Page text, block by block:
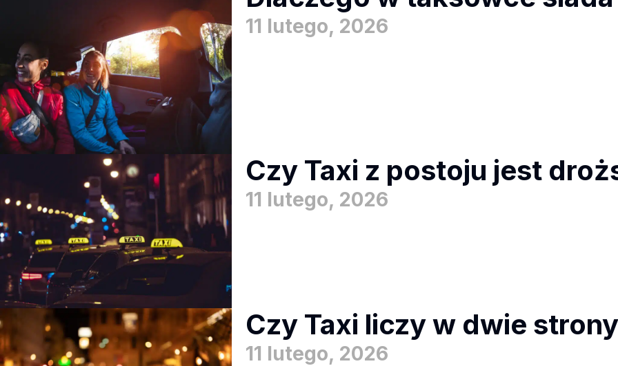
11 lutego, 2026
Czy Taxi z postoju jest
11 lutego, 2026
Czy Taxi liczy w dwie
11 lutego, 2026